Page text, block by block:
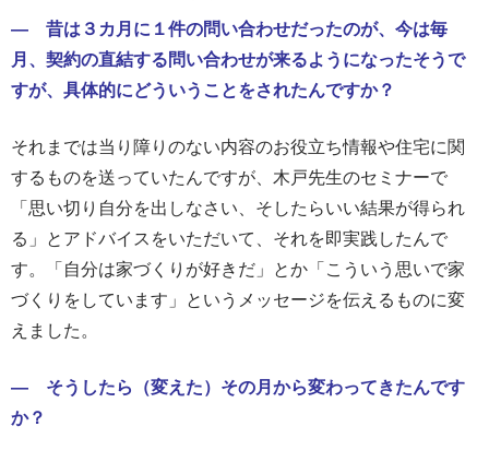
― 昔は３カ月に１件の問い合わせだったのが、今は毎
月、契約の直結する問い合わせが来るようになったそうで
すが、具体的にどういうことをされたんですか？
それまでは当り障りのない内容のお役立ち情報や住宅に関
するものを送っていたんですが、木戸先生のセミナーで
「思い切り自分を出しなさい、そしたらいい結果が得られ
る」とアドバイスをいただいて、それを即実践したんで
す。「自分は家づくりが好きだ」とか「こういう思いで家
づくりをしています」というメッセージを伝えるものに変
えました。
― そうしたら（変えた）その月から変わってきたんです
か？